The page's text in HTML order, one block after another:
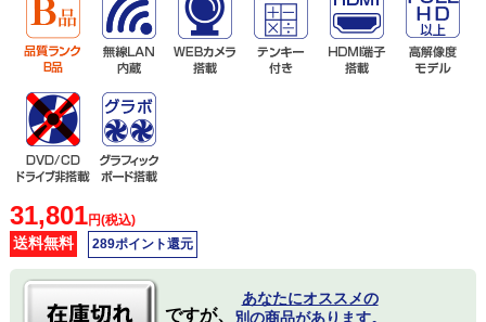
31,801円(税込)
送料無料 289ポイント還元
ですが、
あなたにオススメの
別の商品があります。